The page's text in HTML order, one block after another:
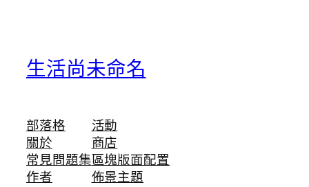
生活尚未命名
部落格
關於
常見問題集
作者
活動
商店
區塊版面配置
佈景主題